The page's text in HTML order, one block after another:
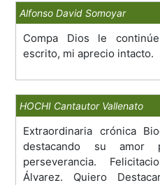
Alfonso David Somoyar
Compa Dios le
escrito, mi aprecio intacto.
HOCHI Cantautor Vallenato
Extraordinaria crónica
destacando su
perseverancia.
Álvarez. Quiero